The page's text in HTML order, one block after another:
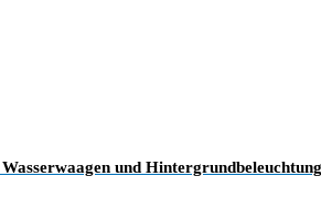
und Hintergrundbeleuchtung